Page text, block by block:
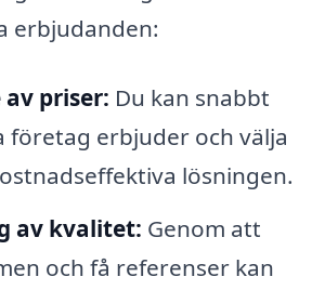
erbjudanden:
av priser: Du kan snabbt
företag erbjuder och välja
lösningen.
av kvalitet: Genom att
och få referenser kan